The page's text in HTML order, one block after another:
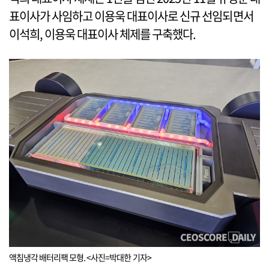
표이사가 사임하고 이용욱 대표이사로 신규 선임되면서
이석희, 이용욱 대표이사 체제를 구축했다.
액침냉각 배터리팩 모형. <사진=박대한 기자>